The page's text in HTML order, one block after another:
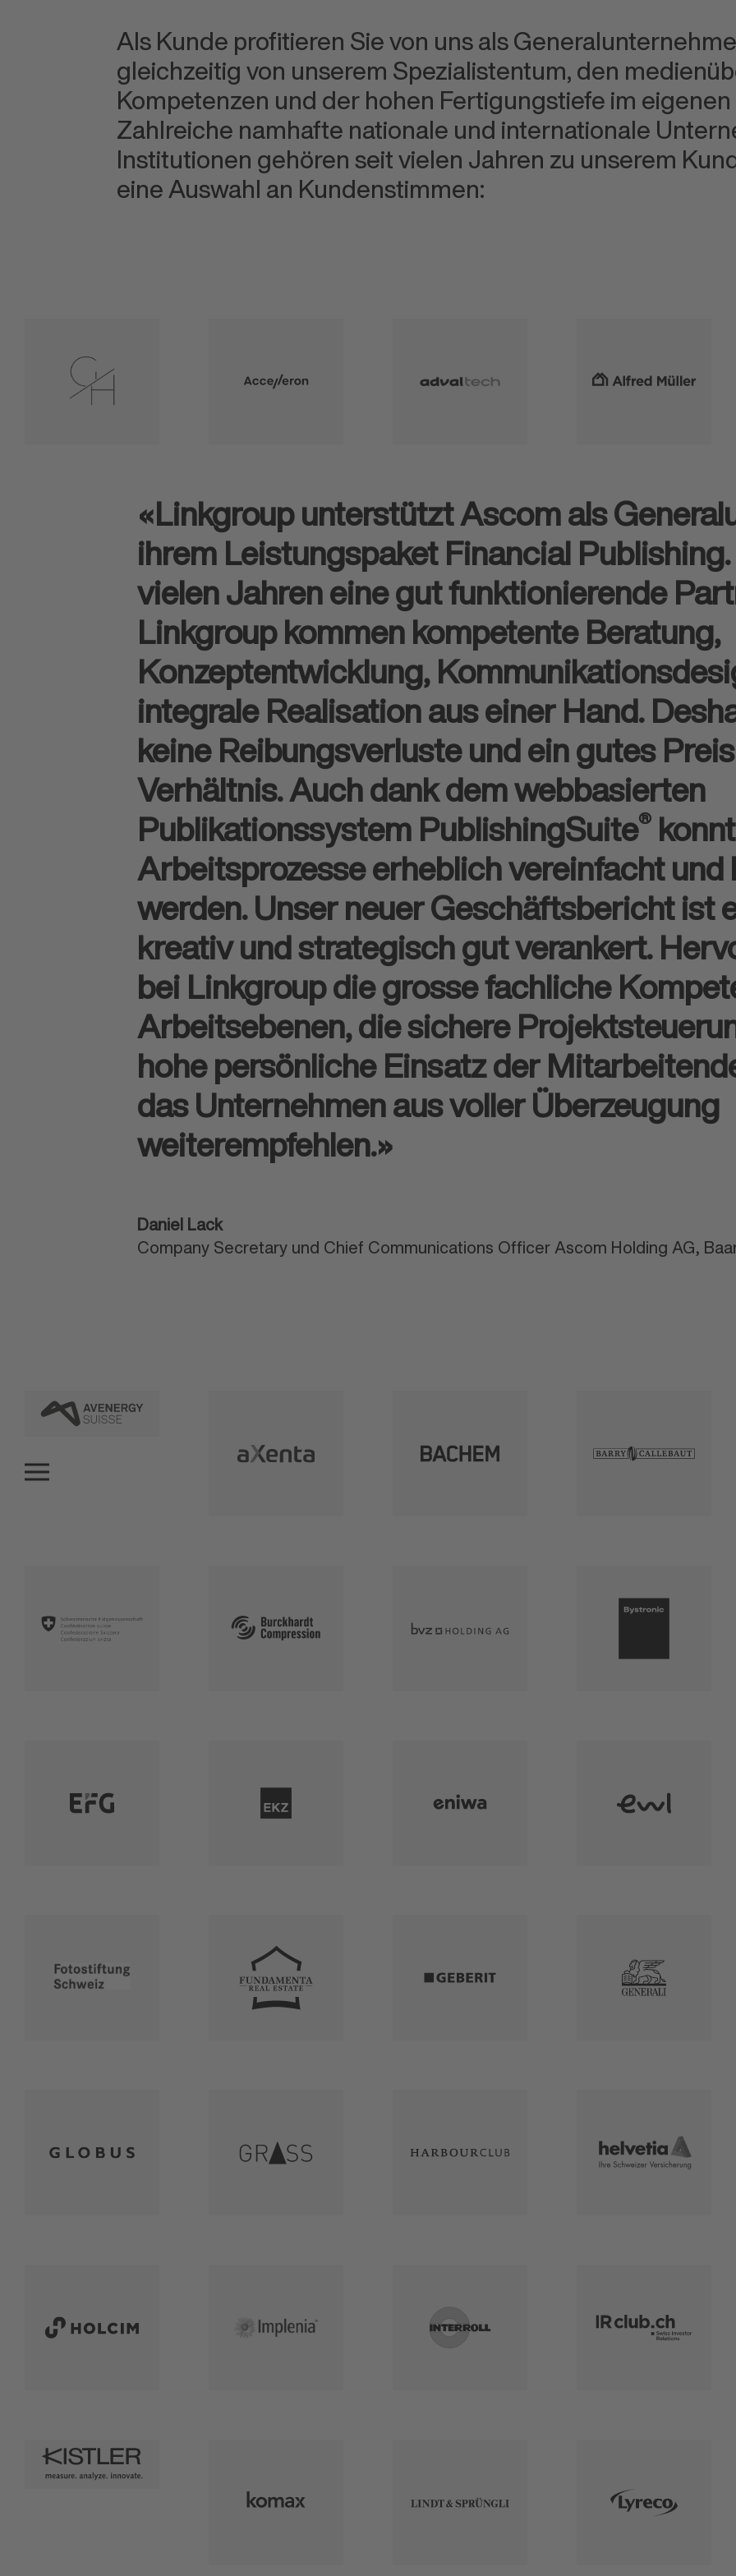
Als Kunde profitieren Sie von uns als
gleichzeitig von unserem Spezialistentum, den
Kompetenzen und der hohen Fertigungstiefe im eigenen
Zahlreiche namhafte nationale und internationale
Institutionen gehören seit vielen Jahren zu unserem
eine Auswahl an Kundenstimmen:
«Linkgroup unterstützt Ascom als
ihrem Leistungspaket Financial
vielen Jahren eine gut funktionierende
Linkgroup kommen kompetente Beratung,
Konzeptentwicklung,
integrale Realisation aus einer Hand.
keine Reibungsverluste und ein gutes
Verhältnis. Auch dank dem webbasierten
Publikationssystem PublishingSuite®
Arbeitsprozesse erheblich vereinfacht
werden. Unser neuer Geschäftsbericht ist
kreativ und strategisch gut verankert.
bei Linkgroup die grosse fachliche
Arbeitsebenen, die sichere
hohe persönliche Einsatz der
das Unternehmen aus voller Überzeugung
weiterempfehlen.»
Daniel Lack
Company Secretary und Chief Communications Officer Ascom Holding AG,